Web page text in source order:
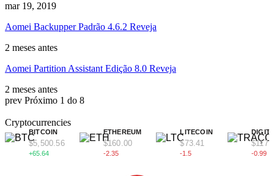
mar 19, 2019
Aomei Backupper Padrão 4.6.2 Reveja
2 meses antes
Aomei Partition Assistant Edição 8.0 Reveja
2 meses antes
prev Próximo 1 do 8
Cryptocurrencies
BITCOIN
$5,500.56
+65.64
ETHEREUM
$160.00
-2.35
LITECOIN
$73.41
-1.5 -0.99